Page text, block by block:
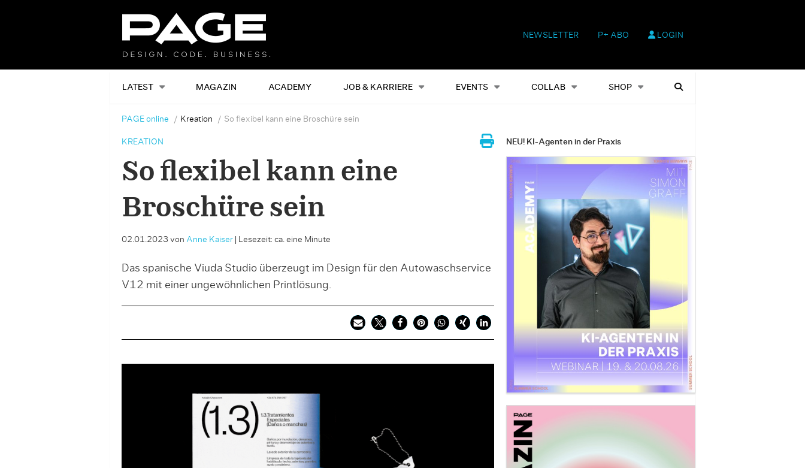
NEWSLETTER P+ ABO LOGIN
LATEST MAGAZIN ACADEMY JOB & KARRIERE EVENTS COLLAB SHOP
Alles Events Shop Heftausgaben Suchen
PAGE online Kreation So flexibel kann eine Broschüre sein
KREATION
So flexibel kann eine
Broschüre sein
02.01.2023 von Anne Kaiser| Lesezeit: ca. eine Minute
Das spanische Viuda Studio überzeugt im Design für den Autowaschservice
V12 mit einer ungewöhnlichen Printlösung.
NEU! KI-Agenten in der Praxis